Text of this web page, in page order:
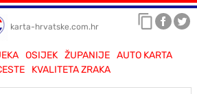
karta-hrvatske.com.hr
OSIJEK ŽUPANIJE
AUTO KARTA
KVALITETA ZRAKA